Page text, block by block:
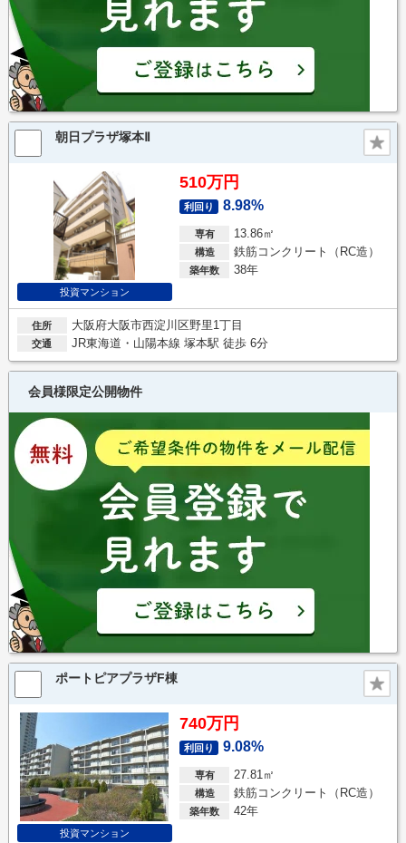
朝日プラザ塚本Ⅱ
投資マンション
510万円
利回り 8.98%
専有 13.86㎡
構造 鉄筋コンクリート（RC造）
築年数 38年
住所 大阪府大阪市西淀川区野里1丁目
交通 JR東海道・山陽本線 塚本駅 徒歩 6分
会員様限定公開物件
ポートピアプラザF棟
投資マンション
740万円
利回り 9.08%
専有 27.81㎡
構造 鉄筋コンクリート（RC造）
築年数 42年